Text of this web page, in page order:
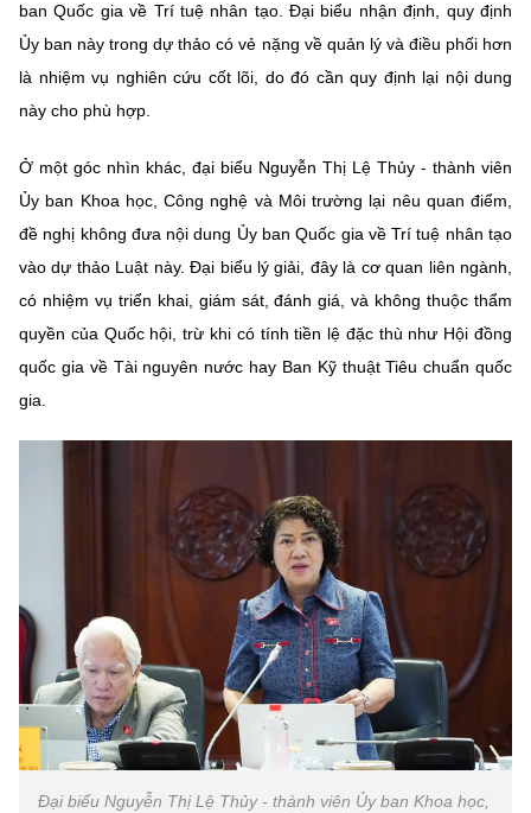
ban Quốc gia về Trí tuệ nhân tạo. Đại biểu nhận định, quy định
Ủy ban này trong dự thảo có vẻ nặng về quản lý và điều phối hơn
là nhiệm vụ nghiên cứu cốt lõi, do đó cần quy định lại nội dung
này cho phù hợp.
Ở một góc nhìn khác, đại biểu Nguyễn Thị Lệ Thủy - thành viên
Ủy ban Khoa học, Công nghệ và Môi trường lại nêu quan điểm,
đề nghị không đưa nội dung Ủy ban Quốc gia về Trí tuệ nhân tạo
vào dự thảo Luật này. Đại biểu lý giải, đây là cơ quan liên ngành,
có nhiệm vụ triển khai, giám sát, đánh giá, và không thuộc thẩm
quyền của Quốc hội, trừ khi có tính tiền lệ đặc thù như Hội đồng
quốc gia về Tài nguyên nước hay Ban Kỹ thuật Tiêu chuẩn quốc
gia.
Đại biểu Nguyễn Thị Lệ Thủy - thành viên Ủy ban Khoa học,